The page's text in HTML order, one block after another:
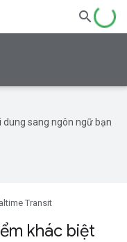
dung sang ngôn ngữ bạn
Transit
khác biệt